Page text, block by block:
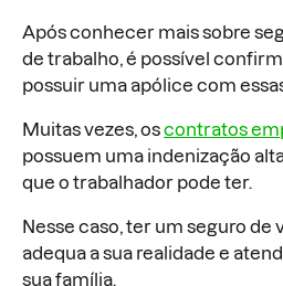
Após conhecer mais sobre
de trabalho, é possível
possuir uma apólice com
Muitas vezes, oscontratos
possuem uma indenização
que o trabalhador pode ter.
Nesse caso, ter um seguro de
adequa a sua realidade e
sua família.